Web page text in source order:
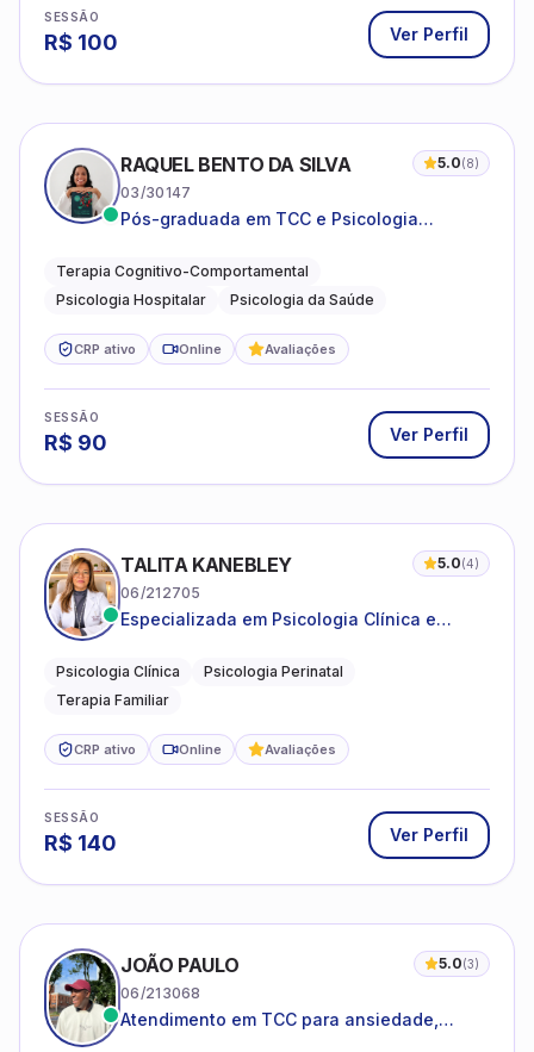
SESSÃO
R$ 100 Ver Perfil
RAQUEL BENTO DA SILVA 5.0(8)
03/30147
Pós-graduada em TCC e Psicologia
Terapia Cognitivo-Comportamental
Psicologia Hospitalar
Psicologia da Saúde
CRP ativo Online Avaliações
SESSÃO
R$ 90 Ver Perfil
TALITA KANEBLEY 5.0(4)
06/212705
Especializada em Psicologia Clínica e
famílias
Psicologia Clínica
Psicologia Perinatal
Terapia Familiar
CRP ativo Online Avaliações
SESSÃO
R$ 140 Ver Perfil
JOÃO PAULO 5.0(3)
06/213068
Atendimento em TCC para ansiedade,